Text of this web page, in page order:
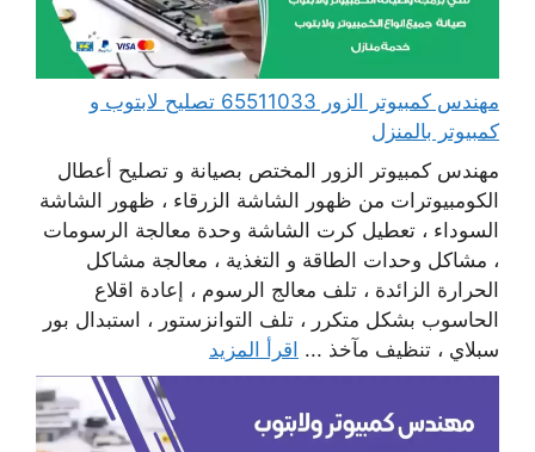
مهندس كمبيوتر الزور 65511033 تصليح لابتوب و
كمبيوتر بالمنزل
مهندس كمبيوتر الزور المختص بصيانة و تصليح أعطال
الكومبيوترات من ظهور الشاشة الزرقاء ، ظهور الشاشة
السوداء ، تعطيل كرت الشاشة وحدة معالجة الرسومات
، مشاكل وحدات الطاقة و التغذية ، معالجة مشاكل
الحرارة الزائدة ، تلف معالج الرسوم ، إعادة اقلاع
الحاسوب بشكل متكرر ، تلف التوانزستور ، استبدال بور
سبلاي ، تنظيف مآخذ ... اقرأ المزيد